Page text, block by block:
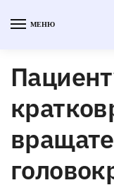
МЕНЮ